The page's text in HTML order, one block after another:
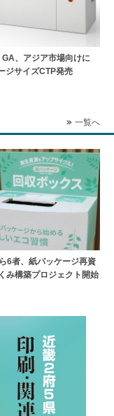
、アジア市場向けに
ジサイズCTP発売
一覧へ
6者、紙パッケージ再資
み構築プロジェクト開始